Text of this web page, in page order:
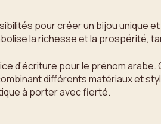
pour créer un bijou unique et
la richesse et la prospérité,
d’écriture pour le prénom
différents matériaux et
à porter avec fierté.